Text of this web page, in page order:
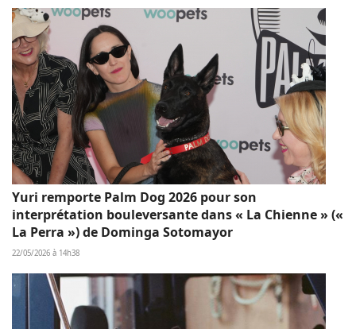
Yuri remporte Palm Dog 2026 pour son
interprétation bouleversante dans « La Chienne » («
La Perra ») de Dominga Sotomayor
22/05/2026 à 14h38